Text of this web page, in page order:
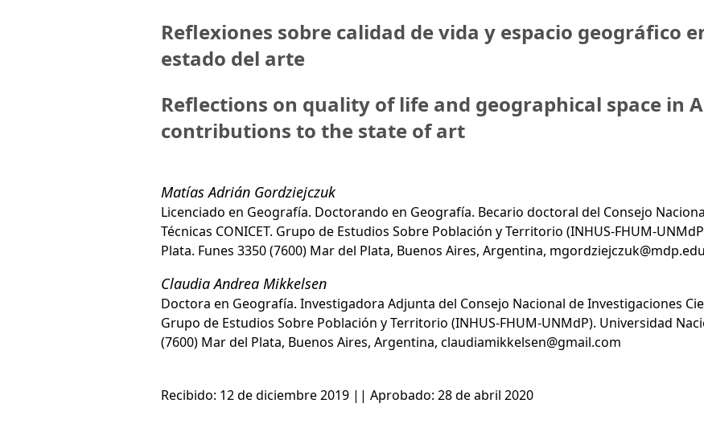
Reflexiones sobre calidad de vida y espacio geográfico
estado del arte
Reflections on quality of life and geographical space in
contributions to the state of art
Matías Adrián Gordziejczuk
Licenciado en Geografía. Doctorando en Geografía. Becario doctoral del Consejo
Técnicas CONICET. Grupo de Estudios Sobre Población y Territorio (INHUS-FHUM-
Plata. Funes 3350 (7600) Mar del Plata, Buenos Aires, Argentina,
Claudia Andrea Mikkelsen
Doctora en Geografía. Investigadora Adjunta del Consejo Nacional de Investigaciones
Grupo de Estudios Sobre Población y Territorio (INHUS-FHUM-UNMdP). Universidad
(7600) Mar del Plata, Buenos Aires, Argentina, claudiamikkelsen@gmail.com
Recibido: 12 de diciembre 2019 || Aprobado: 28 de abril 2020